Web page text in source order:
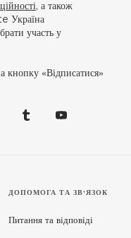
, а також
Україна
участь у
кнопку «Відписатися»
ДОПОМОГА ТА ЗВ'ЯЗОК
Питання та відповіді